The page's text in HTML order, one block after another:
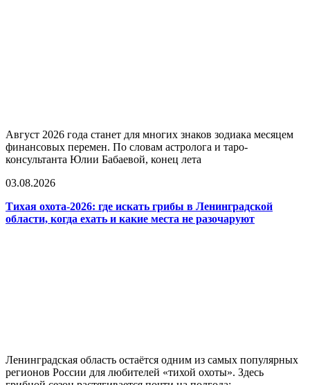
Август 2026 года станет для многих знаков зодиака месяцем
финансовых перемен. По словам астролога и таро-
консультанта Юлии Бабаевой, конец лета
03.08.2026
Тихая охота-2026: где искать грибы в Ленинградской
области, когда ехать и какие места не разочаруют
Ленинградская область остаётся одним из самых популярных
регионов России для любителей «тихой охоты». Здесь